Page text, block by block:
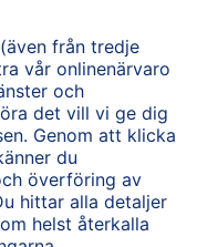
appen
Kontakta oss